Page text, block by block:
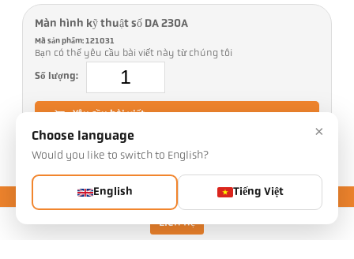
Liên hệ
Màn hình kỹ thuật số DA 230A
Mã sản phẩm: 121031
Bạn có thể yêu cầu bài viết này từ chúng tôi
Số lượng:
Yêu cầu bài viết
×
Choose language
Would you like to switch to English?
English Tiếng Việt